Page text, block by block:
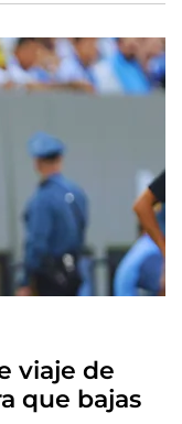
viaje de
que bajas